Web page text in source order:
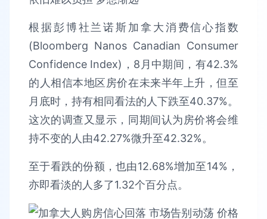
根据彭博社兰诺斯加拿大消费信心指数
(Bloomberg Nanos Canadian Consumer
Confidence Index)，8月中期间，有42.3%
的人相信本地区房价在未来半年上升，但至
月底时，持有相同看法的人下跌至40.37%。
这次的调查又显示，同期间认为房价将会维
持不变的人由42.27%微升至42.32%。
至于看跌的份额，也由12.68%增加至14%，
亦即看淡的人多了1.32个百分点。